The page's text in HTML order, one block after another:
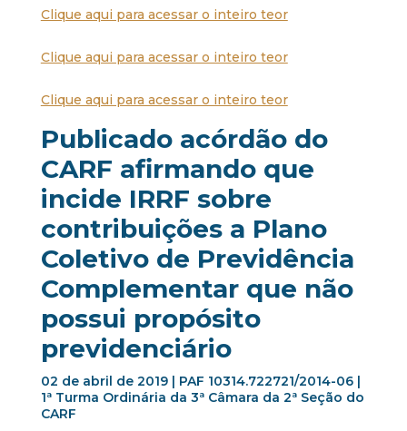
Clique aqui para acessar o inteiro teor
Clique aqui para acessar o inteiro teor
Clique aqui para acessar o inteiro teor
Publicado acórdão do
CARF afirmando que
incide IRRF sobre
contribuições a Plano
Coletivo de Previdência
Complementar que não
possui propósito
previdenciário
02 de abril de 2019 | PAF 10314.722721/2014-06 |
1ª Turma Ordinária da 3ª Câmara da 2ª Seção do
CARF